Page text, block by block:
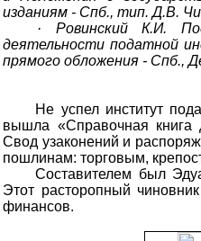
изданиям - Спб., тип. Д.В.
·
Ровинский К.И.
деятельности податной
прямого обложения - Спб.,
Не успел институт
вышла «Справочная книга
Свод узаконений и
пошлинам: торговым,
Составителем был
Этот расторопный
финансов.